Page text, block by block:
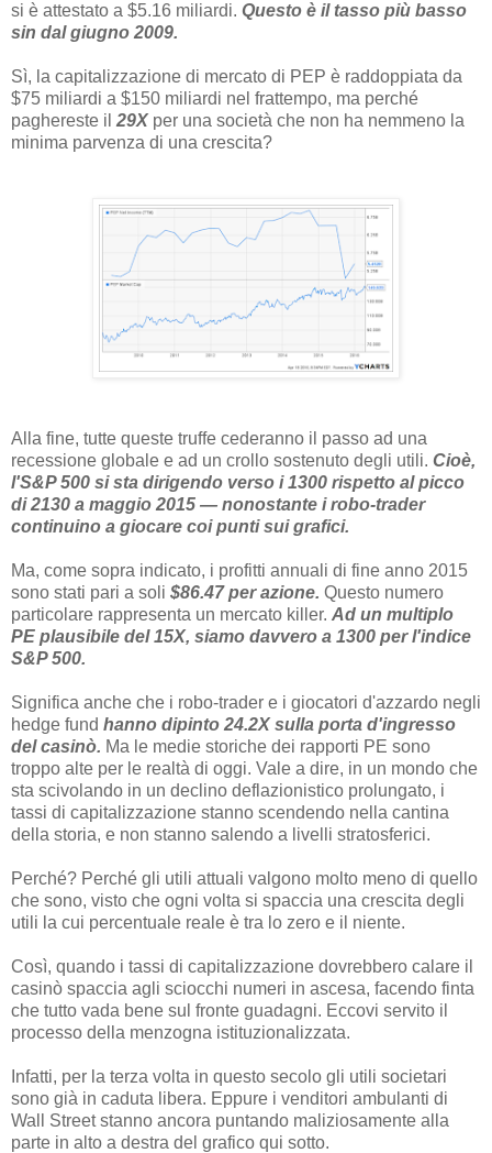
si è attestato a $5.16 miliardi. Questo è il tasso più basso
sin dal giugno 2009.
Sì, la capitalizzazione di mercato di PEP è raddoppiata da
$75 miliardi a $150 miliardi nel frattempo, ma perché
paghereste il29X per una società che non ha nemmeno la
minima parvenza di una crescita?
Alla fine, tutte queste truffe cederanno il passo ad una
recessione globale e ad un crollo sostenuto degli utili. Cioè,
l'S&P 500 si sta dirigendo verso i 1300 rispetto al picco
di 2130 a maggio 2015 — nonostante i robo-trader
continuino a giocare coi punti sui grafici.
Ma, come sopra indicato, i profitti annuali di fine anno 2015
sono stati pari a soli $86.47 per azione. Questo numero
particolare rappresenta un mercato killer. Ad un multiplo
PE plausibile del 15X, siamo davvero a 1300 per l'indice
S&P 500.
Significa anche che i robo-trader e i giocatori d'azzardo negli
hedge fund hanno dipinto 24.2X sulla porta d'ingresso
del casinò. Ma le medie storiche dei rapporti PE sono
troppo alte per le realtà di oggi. Vale a dire, in un mondo che
sta scivolando in un declino deflazionistico prolungato, i
tassi di capitalizzazione stanno scendendo nella cantina
della storia, e non stanno salendo a livelli stratosferici.
Perché? Perché gli utili attuali valgono molto meno di quello
che sono, visto che ogni volta si spaccia una crescita degli
utili la cui percentuale reale è tra lo zero e il niente.
Così, quando i tassi di capitalizzazione dovrebbero calare il
casinò spaccia agli sciocchi numeri in ascesa, facendo finta
che tutto vada bene sul fronte guadagni. Eccovi servito il
processo della menzogna istituzionalizzata.
Infatti, per la terza volta in questo secolo gli utili societari
sono già in caduta libera. Eppure i venditori ambulanti di
Wall Street stanno ancora puntando maliziosamente alla
parte in alto a destra del grafico qui sotto.